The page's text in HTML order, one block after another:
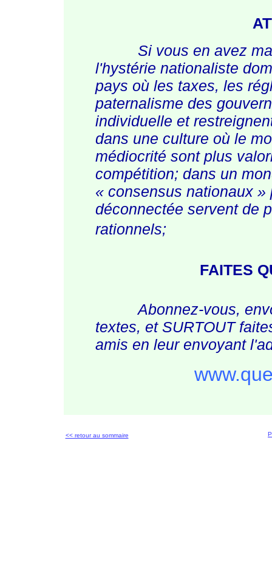
Si vous en avez
l'hystérie nationaliste
pays où les taxes, les
paternalisme des
individuelle et
dans une culture où le
médiocrité sont plus
compétition; dans un
« consensus nationaux »
déconnectée servent de
rationnels;
FAITES
Abonnez-vous,
textes, et SURTOUT
amis en leur envoyant
<< retour au sommaire